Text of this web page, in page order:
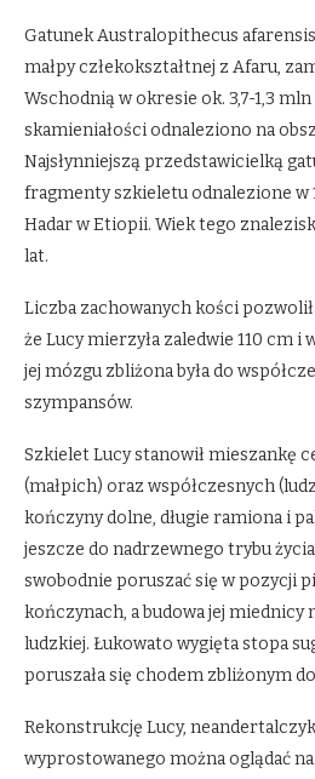
Gatunek Australopithecus
małpy człekokształtnej z Afaru,
Wschodnią w okresie ok. 3,7-1,3
skamieniałości odnaleziono na
Najsłynniejszą przedstawicielką
fragmenty szkieletu odnalezione w
Hadar w Etiopii. Wiek tego
lat.
Liczba zachowanych kości
że Lucy mierzyła zaledwie 110 cm i
jej mózgu zbliżona była do
szympansów.
Szkielet Lucy stanowił mieszankę
(małpich) oraz współczesnych
kończyny dolne, długie ramiona i
jeszcze do nadrzewnego trybu
swobodnie poruszać się w pozycji
kończynach, a budowa jej miednicy
ludzkiej. Łukowato wygięta stopa
poruszała się chodem zbliżonym
Rekonstrukcję Lucy,
wyprostowanego można oglądać